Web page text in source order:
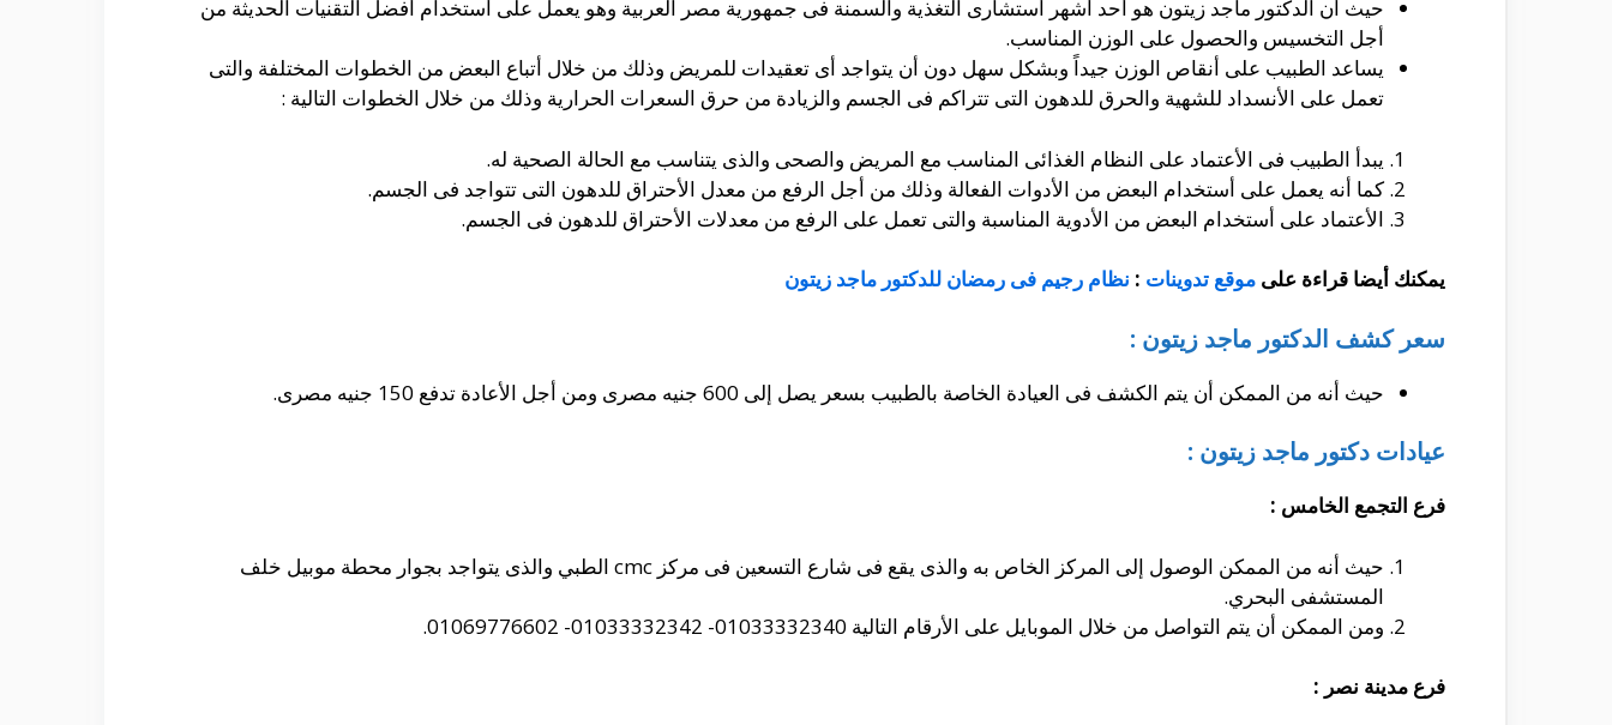
حيث أن الدكتور ماجد زيتون هو أحد أشهر أستشارى التغذية والسمنة فى جمهورية مصر العربية وهو يعمل على أستخدام أفضل التقنيات الحديثة من
أجل التخسيس والحصول على الوزن المناسب.
يساعد الطبيب على أنقاص الوزن جيداً وبشكل سهل دون أن يتواجد أى تعقيدات للمريض وذلك من خلال أتباع البعض من الخطوات المختلفة والتى
تعمل على الأنسداد للشهية والحرق للدهون التى تتراكم فى الجسم والزيادة من حرق السعرات الحرارية وذلك من خلال الخطوات التالية :
يبدأ الطبيب فى الأعتماد على النظام الغذائى المناسب مع المريض والصحى والذى يتناسب مع الحالة الصحية له.
كما أنه يعمل على أستخدام البعض من الأدوات الفعالة وذلك من أجل الرفع من معدل الأحتراق للدهون التى تتواجد فى الجسم.
الأعتماد على أستخدام البعض من الأدوية المناسبة والتى تعمل على الرفع من معدلات الأحتراق للدهون فى الجسم.
يمكنك أيضا قراءة على موقع تدوينات : نظام رجيم فى رمضان للدكتور ماجد زيتون
سعر كشف الدكتور ماجد زيتون :
حيث أنه من الممكن أن يتم الكشف فى العيادة الخاصة بالطبيب بسعر يصل إلى 600 جنيه مصرى ومن أجل الأعادة تدفع 150 جنيه مصرى.
عيادات دكتور ماجد زيتون :
فرع التجمع الخامس :
حيث أنه من الممكن الوصول إلى المركز الخاص به والذى يقع فى شارع التسعين فى مركز cmc الطبي والذى يتواجد بجوار محطة موبيل خلف
المستشفى البحري.
ومن الممكن أن يتم التواصل من خلال الموبايل على الأرقام التالية 01033332340- 01033332342- 01069776602.
فرع مدينة نصر :